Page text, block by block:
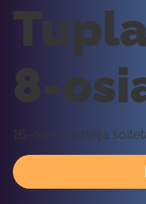
8-
16-osaspurtteija